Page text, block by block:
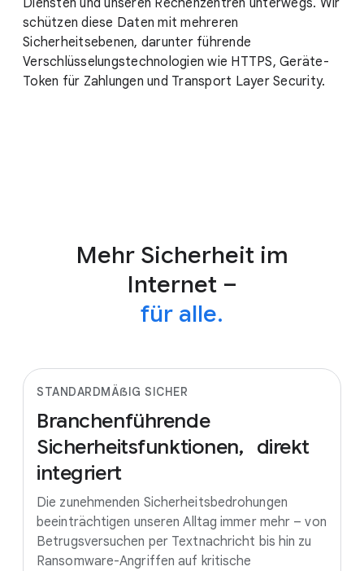
Diensten und unseren Rechenzentren unterwegs. Wir
schützen diese Daten mit mehreren
Sicherheitsebenen, darunter führende
Verschlüsselungstechnologien wie HTTPS, Geräte-
Token für Zahlungen und Transport Layer Security.
Mehr Sicherheit im
Internet –
für alle.
STANDARDMÄẞIG SICHER
Branchenführende
Sicherheitsfunktionen, direkt
integriert
Die zunehmenden Sicherheitsbedrohungen
beeinträchtigen unseren Alltag immer mehr – von
Betrugsversuchen per Textnachricht bis hin zu
Ransomware-Angriffen auf kritische